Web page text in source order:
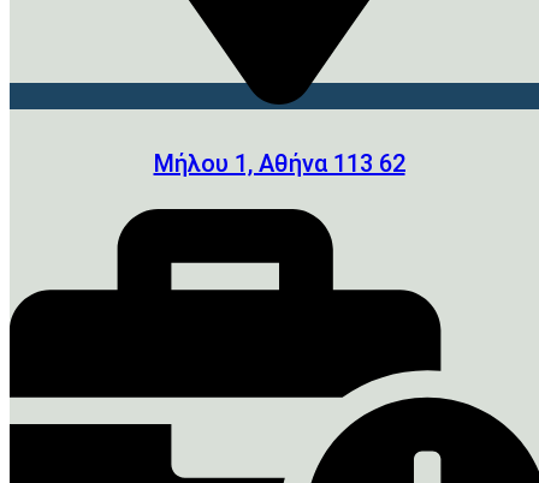
Μήλου 1, Αθήνα 113 62